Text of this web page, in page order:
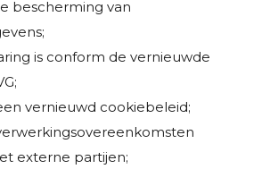
bescherming van
is conform de vernieuwde
vernieuwd cookiebeleid;
externe partijen;